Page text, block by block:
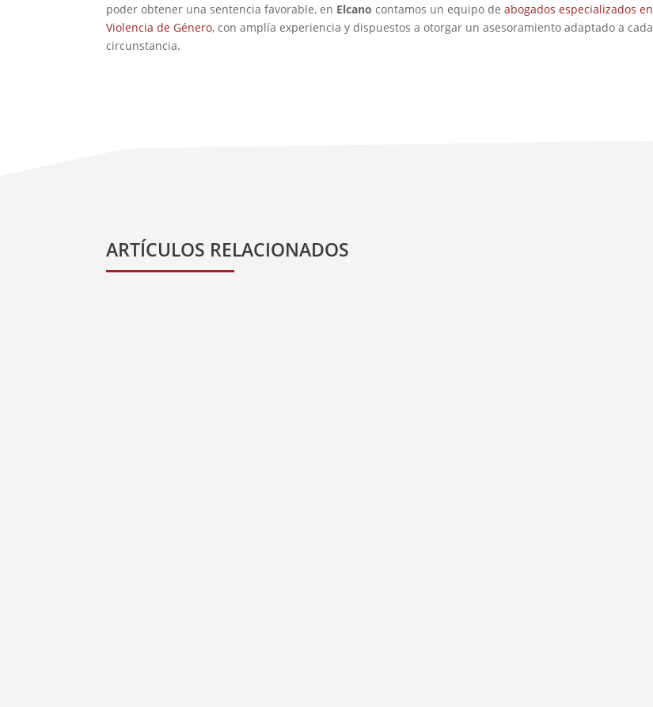
poder obtener una sentencia favorable, en Elcanocontamos un equipo deabogados especializados en
Violencia de Género, con amplía experiencia y dispuestos a otorgar un asesoramiento adaptado a cada
circunstancia.
ARTÍCULOS RELACIONADOS